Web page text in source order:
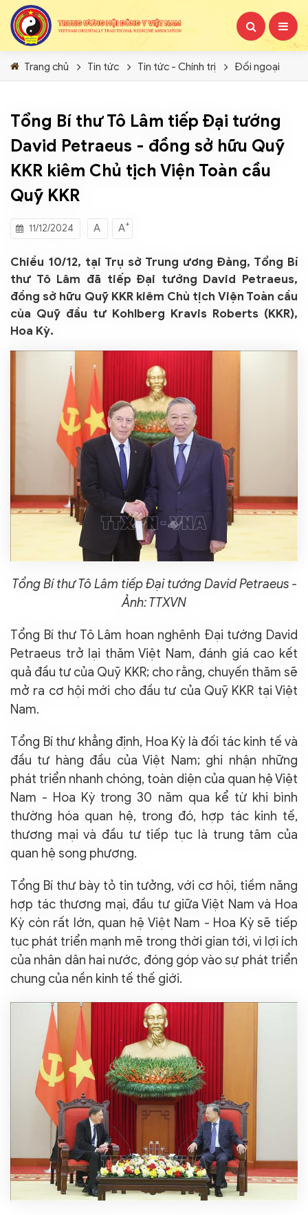
Trang chủ Tin tức Tin tức - Chính trị Đối ngoại
Tổng Bí thư Tô Lâm tiếp Đại tướng
David Petraeus - đồng sở hữu Quỹ
KKR kiêm Chủ tịch Viện Toàn cầu
Quỹ KKR
11/12/2024 A A+
Chiều 10/12, tại Trụ sở Trung ương Đảng, Tổng Bí
thư Tô Lâm đã tiếp Đại tướng David Petraeus,
đồng sở hữu Quỹ KKR kiêm Chủ tịch Viện Toàn cầu
của Quỹ đầu tư Kohlberg Kravis Roberts (KKR),
Hoa Kỳ.
Tổng Bí thư Tô Lâm tiếp Đại tướng David Petraeus -
Ảnh: TTXVN
Tổng Bí thư Tô Lâm hoan nghênh Đại tướng David
Petraeus trở lại thăm Việt Nam, đánh giá cao kết
quả đầu tư của Quỹ KKR; cho rằng, chuyến thăm sẽ
mở ra cơ hội mới cho đầu tư của Quỹ KKR tại Việt
Nam.
Tổng Bí thư khẳng định, Hoa Kỳ là đối tác kinh tế và
đầu tư hàng đầu của Việt Nam; ghi nhận những
phát triển nhanh chóng, toàn diện của quan hệ Việt
Nam - Hoa Kỳ trong 30 năm qua kể từ khi bình
thường hóa quan hệ, trong đó, hợp tác kinh tế,
thương mại và đầu tư tiếp tục là trung tâm của
quan hệ song phương.
Tổng Bí thư bày tỏ tin tưởng, với cơ hội, tiềm năng
hợp tác thương mại, đầu tư giữa Việt Nam và Hoa
Kỳ còn rất lớn, quan hệ Việt Nam - Hoa Kỳ sẽ tiếp
tục phát triển mạnh mẽ trong thời gian tới, vì lợi ích
của nhân dân hai nước, đóng góp vào sự phát triển
chung của nền kinh tế thế giới.